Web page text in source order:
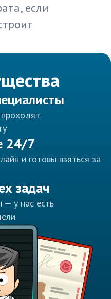
если
24/7
и готовы взяться за
задач
у нас есть